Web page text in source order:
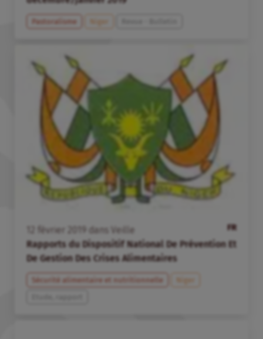
Pastoralisme Niger
FR
février dans
Veille
Rapports du Dispositif National De Prévention Et
De Gestion Des Crises Alimentaires
Sécurité alimentaire et nutritionnelle
Niger